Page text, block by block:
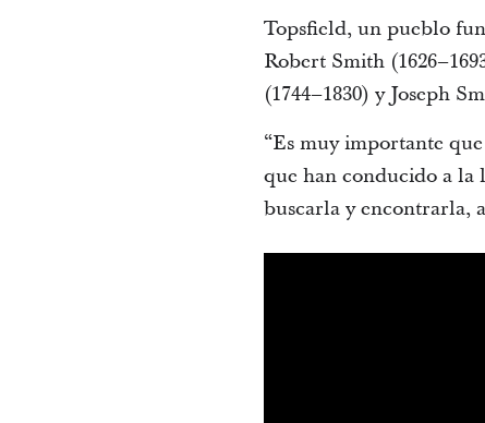
Topsfield, un pueblo
Robert Smith
(1744–1830) y Joseph
“Es muy importante
que han conducido a la
buscarla y encontrarla,